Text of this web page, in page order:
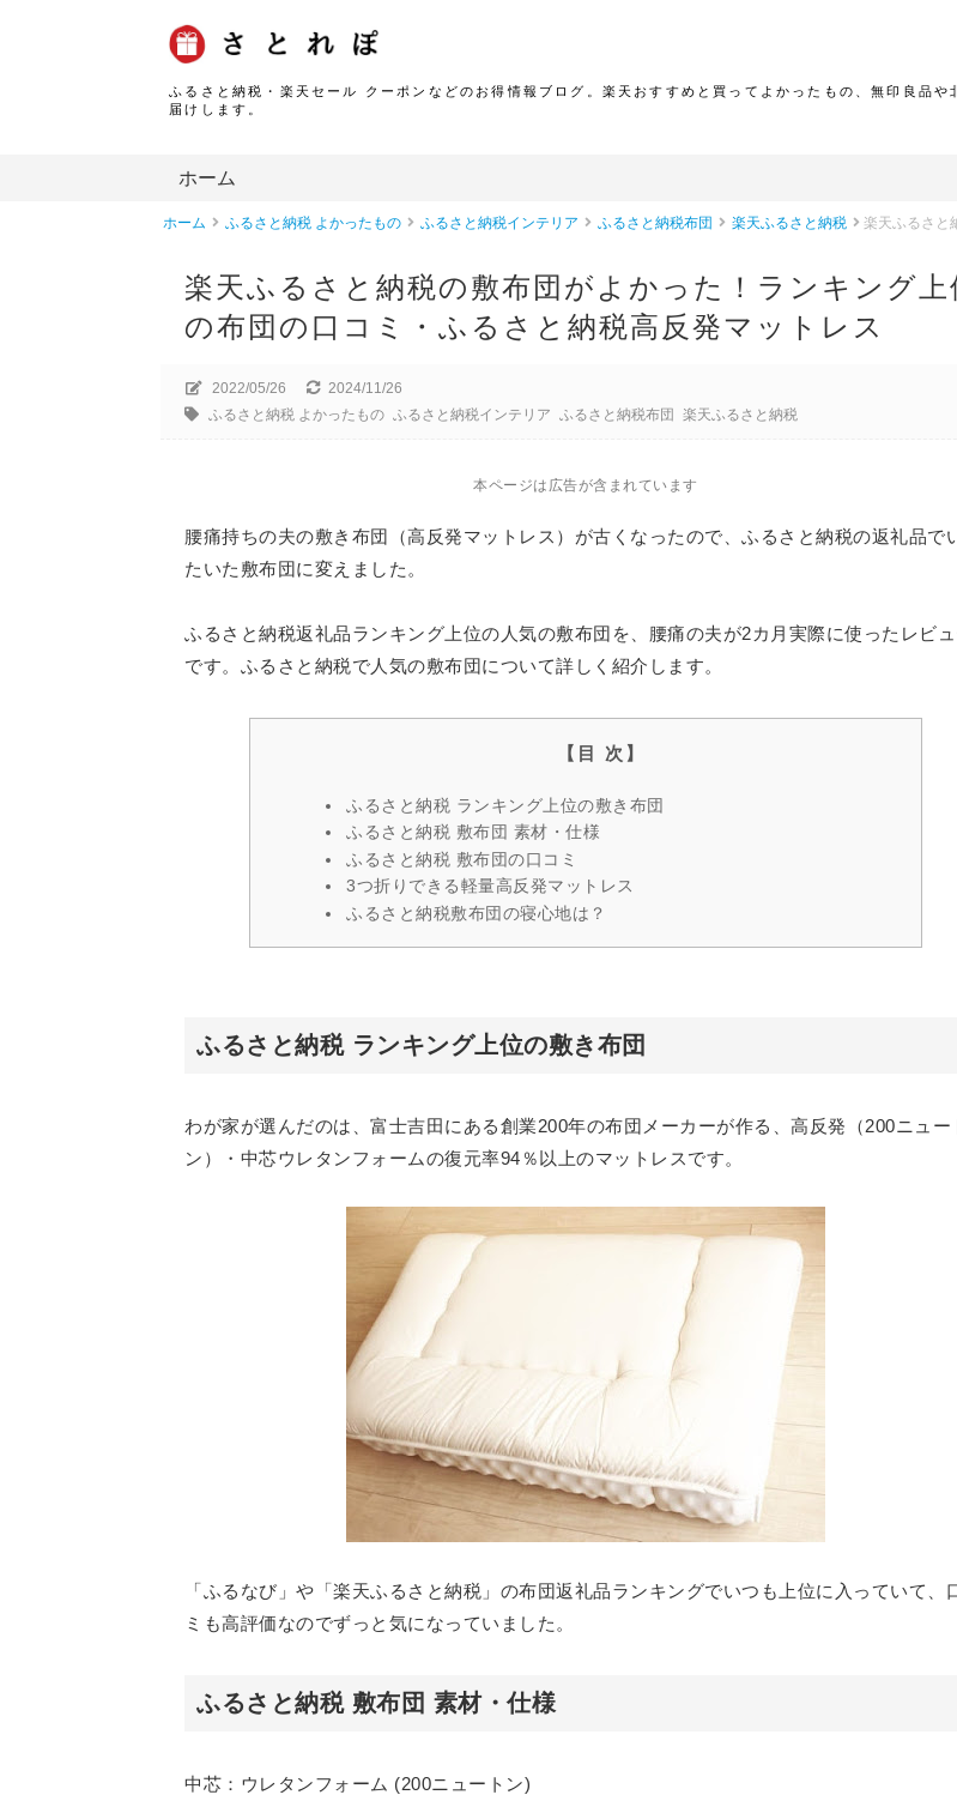
ふるさと納税・楽天セール クーポンなどのお得情報ブログ。楽天おすすめと買ってよかったもの、無印良品
届けします。
ホーム
ホーム ふるさと納税 よかったもの ふるさと納税インテリア ふるさと納税布団 楽天ふるさと納税 楽天ふるさと納税の敷布団がよかった！ランキング上位の布団の口コミ
楽天ふるさと納税の敷布団がよかった！ランキング上
の布団の口コミ・ふるさと納税高反発マットレス
2022/05/26
2024/11/26
ふるさと納税 よかったもの ふるさと納税インテリア ふるさと納税布団 楽天ふるさと納税
本ページは広告が含まれています
腰痛持ちの夫の敷き布団（高反発マットレス）が古くなったので、ふるさと納税の返礼品で
たいた敷布団に変えました。
ふるさと納税返礼品ランキング上位の人気の敷布団を、腰痛の夫が2カ月実際に使ったレビ
です。ふるさと納税で人気の敷布団について詳しく紹介します。
ふるさと納税 ランキング上位の敷き布団
ふるさと納税 敷布団 素材・仕様
ふるさと納税 敷布団の口コミ
3つ折りできる軽量高反発マットレス
ふるさと納税敷布団の寝心地は？
ふるさと納税 ランキング上位の敷き布団
わが家が選んだのは、富士吉田にある創業200年の布団メーカーが作る、高反発（200ニュー
ン）・中芯ウレタンフォームの復元率94％以上のマットレスです。
「ふるなび」や「楽天ふるさと納税」の布団返礼品ランキングでいつも上位に入っていて、
ミも高評価なのでずっと気になっていました。
ふるさと納税 敷布団 素材・仕様
中芯：ウレタンフォーム (200ニュートン)